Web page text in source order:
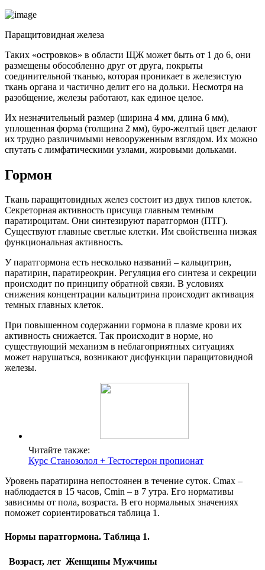
Паращитовидная железа
Таких «островков» в области ЩЖ может быть от 1 до 6, они
размещены обособленно друг от друга, покрыты
соединительной тканью, которая проникает в железистую
ткань органа и частично делит его на дольки. Несмотря на
разобщение, железы работают, как единое целое.
Их незначительный размер (ширина 4 мм, длина 6 мм),
уплощенная форма (толщина 2 мм), буро-желтый цвет делают
их трудно различимыми невооруженным взглядом. Их можно
спутать с лимфатическими узлами, жировыми дольками.
Гормон
Ткань паращитовидных желез состоит из двух типов клеток.
Секреторная активность присуща главным темным
паратироцитам. Они синтезируют паратгормон (ПТГ).
Существуют главные светлые клетки. Им свойственна низкая
функциональная активность.
У паратгормона есть несколько названий – кальцитрин,
паратирин, паратиреокрин. Регуляция его синтеза и секреции
происходит по принципу обратной связи. В условиях
снижения концентрации кальцитрина происходит активация
темных главных клеток.
При повышенном содержании гормона в плазме крови их
активность снижается. Так происходит в норме, но
существующий механизм в неблагоприятных ситуациях
может нарушаться, возникают дисфункции паращитовидной
железы.
Читайте также:
Курс Станозолол + Тестостерон пропионат
Уровень паратирина непостоянен в течение суток. Cmax –
наблюдается в 15 часов, Cmin – в 7 утра. Его нормативы
зависимы от пола, возраста. В его нормальных значениях
поможет сориентироваться таблица 1.
Нормы паратгормона. Таблица 1.
Возраст, лет Женщины Мужчины